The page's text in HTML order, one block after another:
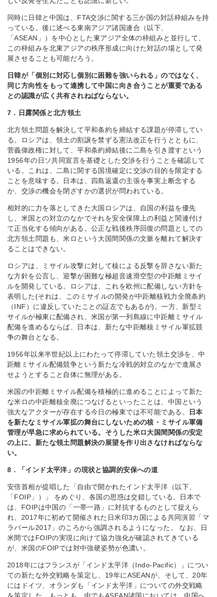
同時に日韓と中国は、FTA交渉に関する三か国の対話枠組みを持
っている。後に述べる東南アジア諸国連合（以下、
「ASEAN」）を中心とした東アジア全体の枠組みと並行して、
この枠組みを北東アジアの秩序形成に向けた対話の場として発
展させることも可能だろう。
日韓が「個別に対応し個別に困難を強いられる」のではなく、
同じ方向性をもって連携して中国に向き合うことが重要である
との認識が広く共有されねばならない。
7．日露関係と北方領土
北方領土問題を解決して平和条約を締結する課題が停滞してい
る。ロシアは、領土の割譲を禁ずる憲法改正を行うとともに、
菅義偉政権に対して、平和条約締結後に二島を引き渡すという
1956年の日ソ共同宣言を基礎とした交渉を行うことを確認して
いる。これは、二島に関する国境確定に交渉の目的を限定する
ことを意味する。日本は、四島返還の主張を事実上断念する
か、交渉の機会を閉ざすかの選択が問われている。
相対的に力を落としてきた大国ロシアは、自国の利益を優先
し、米国との対立のなかでそれを安全保障上の利益と関連付け
て正当化する傾向がある。公正な戦後秩序回復の問題としての
北方領土問題も、米ロという大国間関係の文脈を離れて解決す
ることはできない。
ロシアは、ミサイル攻撃に対して核による反撃を辞さない新た
な方針を公言し、迎撃が困難な極超音速滑空型の中距離ミサイ
ルを開発している。ロシアは、これを欧州に配備しない方針を
表明した(それは、このミサイルの開発が中距離核戦力全廃条約
（INF）に違反していたことの証左でもあるが)。一方、新型ミ
サイルが極東に配備され、米国が第一列島線に中距離ミサイル
配備を進めるならば、日本は、新たな中距離核ミサイル軍拡競
争の舞台となる。
1956年以来半世紀以上にわたって停滞していた領土交渉を、中
距離ミサイル配備競争という新たな冷戦的対立のなかで進展さ
せようとすること自体に無理がある。
米国の中距離ミサイル配備を積極的に進めることによって新た
な米ロの中距離核全廃につなげるといったことは、中国という
強大なアクターが存在する今日の極東では不可能である。
日本
を新たなミサイル軍拡の舞台にしないための核・ミサイル軍備
管理が早急に求められている。そうした米ロ大国間関係の安定
の上に、新たな領土問題解決の展望を作り出さなければならな
い。
8．「インド太平洋」の現状と協調的安保への道
安倍首相が提唱した「自由で開かれたインド太平洋（以下、
「FOIP」）」 をめぐり、各国の思惑は交錯している。日本で
は、FOIPは中国の「一帯一路」に対抗するものとして捉えら
れ、2017年に初めて開催された日米印3カ国による共同演習「マ
ラバール2017」のころから強調されるようになった。 なお、日
米間ではFOIPの実現に向けて協力強化が確認されてきている
が、米国のFOIPでは対中強硬姿勢が色濃い。
2018年にはフランスが「インド太平洋（Indo-Pacific）」につい
ての新たな外交戦略を策定し、19年にASEANが、そして、20年
にはドイツ、オランダも「インド太平洋」についての外交戦略